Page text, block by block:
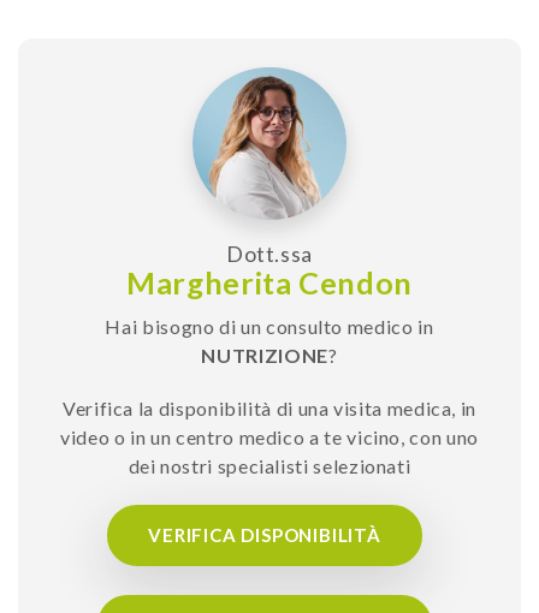
Dott.ssa
Margherita Cendon
Hai bisogno di un consulto medico in
NUTRIZIONE?
Verifica la disponibilità di una visita medica, in
video o in un centro medico a te vicino, con uno
dei nostri specialisti selezionati
VERIFICA DISPONIBILITÀ